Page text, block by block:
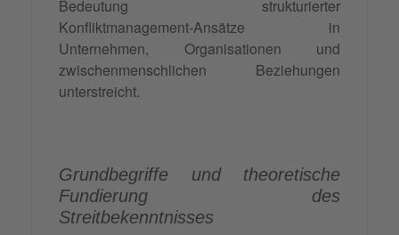
Bedeutung strukturierter
Konfliktmanagement-Ansätze in
Unternehmen, Organisationen und
zwischenmenschlichen Beziehungen
unterstreicht.
Grundbegriffe und theoretische
Fundierung des
Streitbekenntnisses